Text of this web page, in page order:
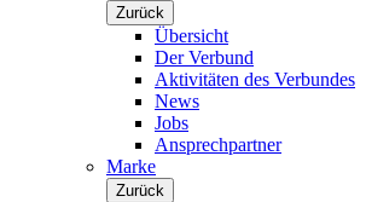
Zurück
Übersicht
Der Verbund
Aktivitäten des Verbundes
News
Jobs
Ansprechpartner
Marke
Zurück